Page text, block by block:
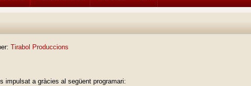
Tirabol Produccions
impulsat a gràcies al següent programari: